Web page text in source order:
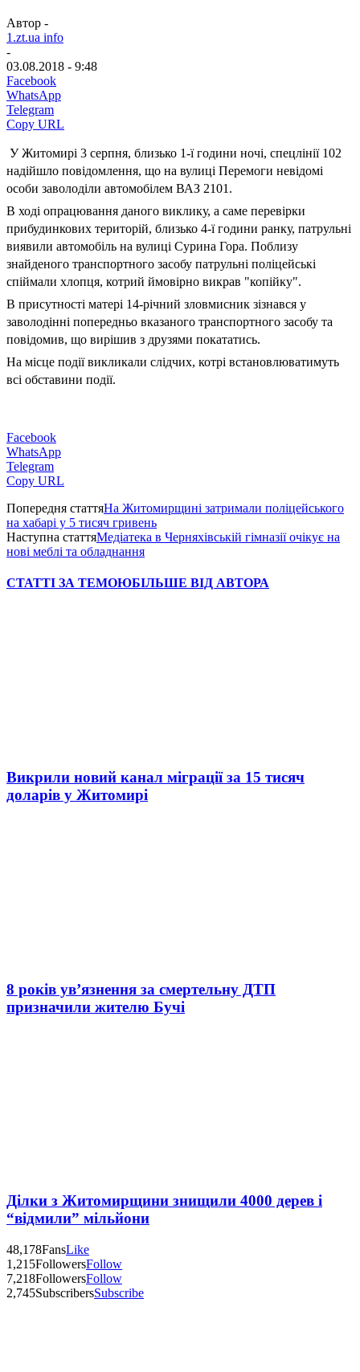
Автор -
1.zt.ua info
-
03.08.2018 - 9:48
Facebook
WhatsApp
Telegram
Copy URL
У Житомирі 3 серпня, близько 1-ї години ночі, спецлінії 102
надійшло повідомлення, що на вулиці Перемоги невідомі
особи заволоділи автомобілем ВАЗ 2101.
В ході опрацювання даного виклику, а саме перевірки
прибудинкових територій, близько 4-ї години ранку, патрульні
виявили автомобіль на вулиці Сурина Гора. Поблизу
знайденого транспортного засобу патрульні поліцейські
спіймали хлопця, котрий ймовірно викрав "копійку".
В присутності матері 14-річний зловмисник зізнався у
заволодінні попередньо вказаного транспортного засобу та
повідомив, що вирішив з друзями покататись.
На місце події викликали слідчих, котрі встановлюватимуть
всі обставини події.
Facebook
WhatsApp
Telegram
Copy URL
Попередня статтяНа Житомирщині затримали поліцейського
на хабарі у 5 тисяч гривень
Наступна статтяМедіатека в Черняхівській гімназії очікує на
нові меблі та обладнання
СТАТТІ ЗА ТЕМОЮБІЛЬШЕ ВІД АВТОРА
Викрили новий канал міграції за 15 тисяч
доларів у Житомирі
8 років ув’язнення за смертельну ДТП
призначили жителю Бучі
Ділки з Житомирщини знищили 4000 дерев і
“відмили” мільйони
48,178FansLike
1,215FollowersFollow
7,218FollowersFollow
2,745SubscribersSubscribe